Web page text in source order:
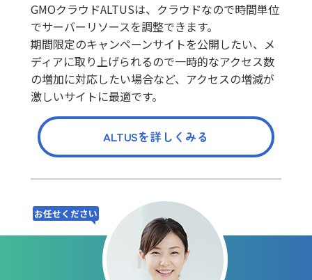
GMOクラウドALTUSは、クラウドなので時間単位
でサーバーリソースを調整できます。
期間限定のキャンペーンサイトを公開したい、メ
ディアに取り上げられるので一時的なアクセス数
の増加に対応したい場合など、アクセスの増減が
激しいサイトに最適です。
ALTUSを詳しくみる
お任せください